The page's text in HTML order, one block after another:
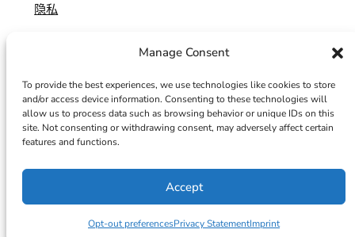
Manage Consent
To provide the best experiences, we use technologies like cookies to store
and/or access device information. Consenting to these technologies will
allow us to process data such as browsing behavior or unique IDs on this
site. Not consenting or withdrawing consent, may adversely affect certain
features and functions.
Accept
Opt-out preferencesPrivacy StatementImprint
隐私